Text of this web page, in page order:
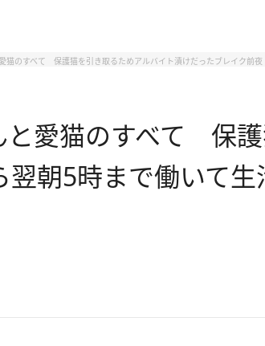
猫のすべて 保護猫を引き取るためアルバイト漬けだったブレイク前夜
愛猫のすべて 保
朝5時まで働いて生